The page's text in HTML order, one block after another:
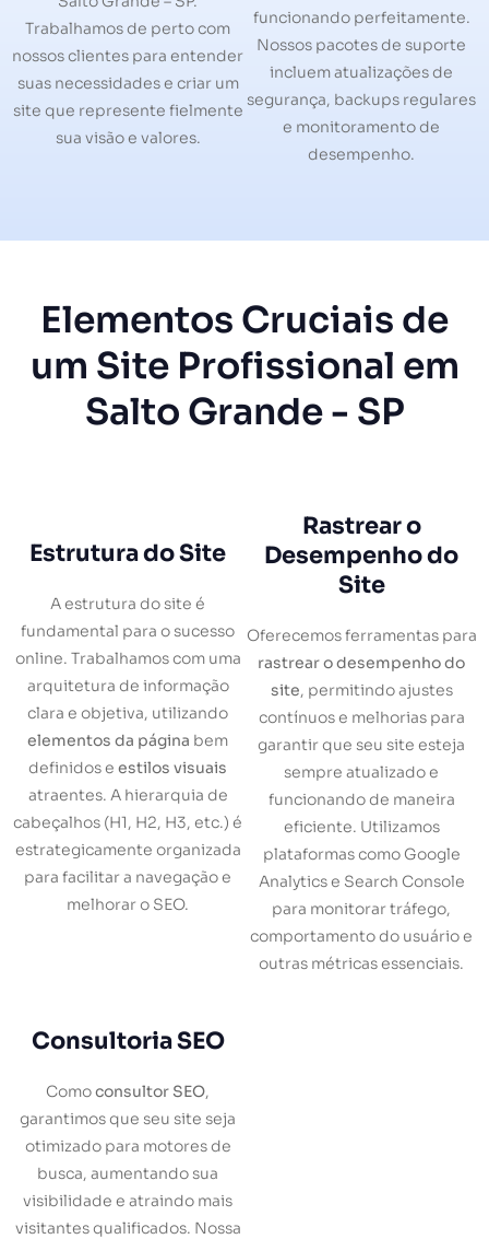
Trabalhamos de perto com
nossos clientes para entender
suas necessidades e criar um
site que represente fielmente
sua visão e valores.
funcionando perfeitamente.
Nossos pacotes de suporte
incluem atualizações de
segurança, backups regulares
e monitoramento de
desempenho.
Elementos Cruciais de
um Site Profissional em
Salto Grande - SP
Estrutura do Site
A estrutura do site é
fundamental para o sucesso
online. Trabalhamos com uma
arquitetura de informação
clara e objetiva, utilizando
elementos da página bem
definidos e estilos visuais
atraentes. A hierarquia de
cabeçalhos (H1, H2, H3, etc.) é
estrategicamente organizada
para facilitar a navegação e
melhorar o SEO.
Rastrear o
Desempenho do
Site
Oferecemos ferramentas para
rastrear o desempenho do
site, permitindo ajustes
contínuos e melhorias para
garantir que seu site esteja
sempre atualizado e
funcionando de maneira
eficiente. Utilizamos
plataformas como Google
Analytics e Search Console
para monitorar tráfego,
comportamento do usuário e
outras métricas essenciais.
Consultoria SEO
Comoconsultor SEO,
garantimos que seu site seja
otimizado para motores de
busca, aumentando sua
visibilidade e atraindo mais
visitantes qualificados. Nossa